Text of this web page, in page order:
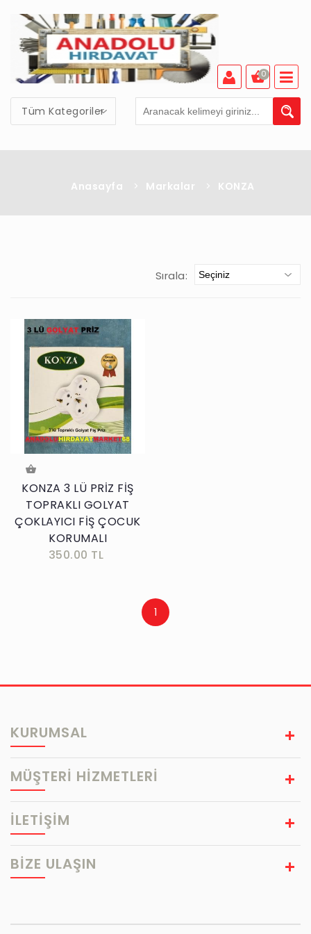
Tüm Kategoriler
0
Anasayfa > Markalar > KONZA
Sırala:
KONZA 3 LÜ PRİZ FİŞ
TOPRAKLI GOLYAT
ÇOKLAYICI FİŞ ÇOCUK
KORUMALI
350.00 TL
1
KURUMSAL
MÜŞTERİ HİZMETLERİ
İLETİŞİM
BIZE ULAŞIN